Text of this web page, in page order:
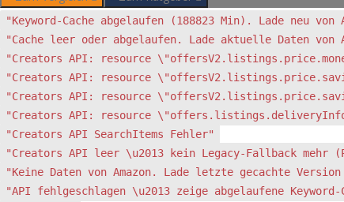
"Keyword-Cache abgelaufen (188823 Min). Lade neu von
"Cache leer oder abgelaufen. Lade aktuelle Daten von
"Creators API: resource
"Creators API: resource
"Creators API: resource
"Creators API: resource
"Creators API SearchItems Fehler"
"Creators API leer \u2013 kein Legacy-Fallback mehr
"Keine Daten von Amazon. Lade letzte gecachte
"API fehlgeschlagen \u2013 zeige abgelaufene